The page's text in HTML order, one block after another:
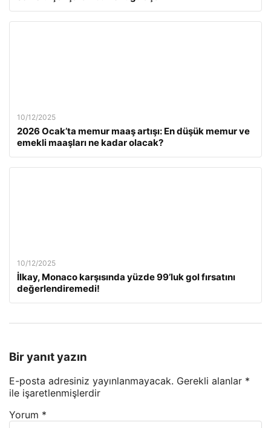
10/12/2025
2026 Ocak’ta memur maaş artışı: En düşük memur ve
emekli maaşları ne kadar olacak?
10/12/2025
İlkay, Monaco karşısında yüzde 99’luk gol fırsatını
değerlendiremedi!
Bir yanıt yazın
E-posta adresiniz yayınlanmayacak. Gerekli alanlar *
ile işaretlenmişlerdir
Yorum *